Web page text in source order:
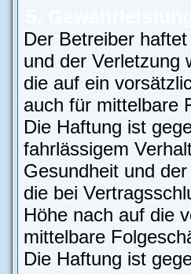
Der Betreiber
und der Verletzung
die auf ein
auch für mittelbare
Die Haftung ist
fahrlässigem
Gesundheit und
die bei
Höhe nach auf die
mittelbare
Die Haftung ist